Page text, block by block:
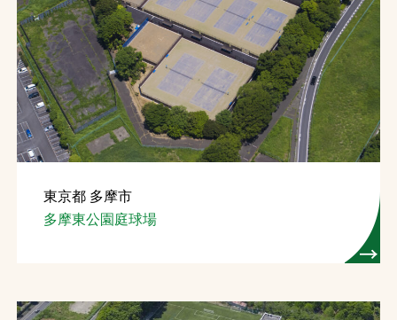
InstagramFacebookYouTube
文字の見えづらさや操作にお困りの方へ
東京都 多摩市
多摩東公園庭球場